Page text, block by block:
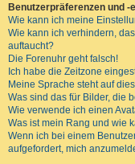
Benutzerpräferenzen und -
Wie kann ich meine
Wie kann ich verhindern,
auftaucht?
Die Forenuhr geht falsch!
Ich habe die Zeitzone
Meine Sprache steht auf
Was sind das für Bilder, die
Wie verwende ich einen
Was ist mein Rang und wie
Wenn ich bei einem
aufgefordert, mich